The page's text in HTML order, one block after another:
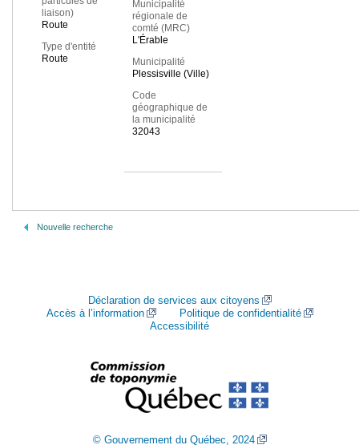
liaison)
Route
Type d'entité
Route
Municipalité
régionale de
comté (MRC)
L'Érable
Municipalité
Plessisville (Ville)
Code
géographique de
la municipalité
32043
Nouvelle recherche
Déclaration de services aux citoyens
Accès à l’information
Politique de confidentialité
Accessibilité
© Gouvernement du Québec, 2024